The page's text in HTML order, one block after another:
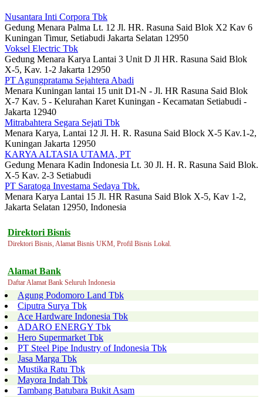
Nusantara Inti Corpora Tbk
Gedung Menara Palma Lt. 12 Jl. HR. Rasuna Said Blok X2 Kav 6
Kuningan Timur, Setiabudi Jakarta Selatan 12950
Voksel Electric Tbk
Gedung Menara Karya Lantai 3 Unit D Jl HR. Rasuna Said Blok
X-5, Kav. 1-2 Jakarta 12950
PT Agungpratama Sejahtera Abadi
Menara Kuningan lantai 15 unit D1-N - Jl. HR Rasuna Said Blok
X-7 Kav. 5 - Kelurahan Karet Kuningan - Kecamatan Setiabudi -
Jakarta 12940
Mitrabahtera Segara Sejati Tbk
Menara Karya, Lantai 12 Jl. H. R. Rasuna Said Block X-5 Kav.1-2,
Kuningan Jakarta 12950
KARYA ALTASIA UTAMA, PT
Gedung Menara Kadin Indonesia Lt. 30 Jl. H. R. Rasuna Said Blok.
X-5 Kav. 2-3 Setiabudi
PT Saratoga Investama Sedaya Tbk.
Menara Karya Lantai 15 Jl. HR Rasuna Said Blok X-5, Kav 1-2,
Jakarta Selatan 12950, Indonesia
Direktori Bisnis
Direktori Bisnis, Alamat Bisnis UKM, Profil Bisnis Lokal.
Alamat Bank
Daftar Alamat Bank Seluruh Indonesia
Agung Podomoro Land Tbk
Ciputra Surya Tbk
Ace Hardware Indonesia Tbk
ADARO ENERGY Tbk
Hero Supermarket Tbk
PT Steel Pipe Industry of Indonesia Tbk
Jasa Marga Tbk
Mustika Ratu Tbk
Mayora Indah Tbk
Tambang Batubara Bukit Asam